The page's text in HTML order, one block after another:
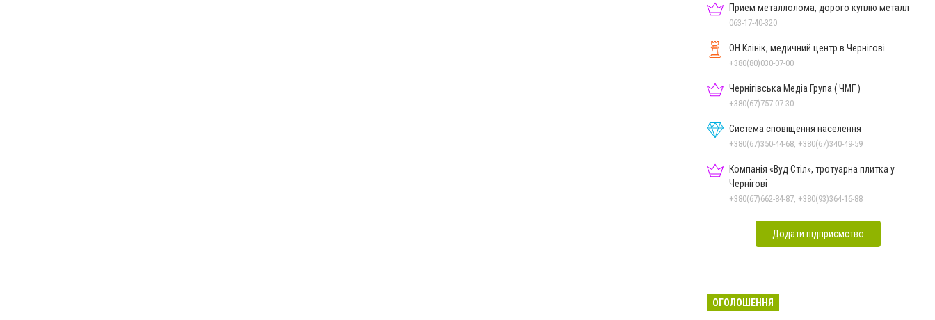
Прием металлолома, дорого куплю металл
063-17-40-320
ОН Клінік, медичний центр в Чернігові
+380(80)030-07-00
Чернігівська Медіа Група ( ЧМГ )
+380(67)757-07-30
Система сповіщення населення
+380(67)350-44-68, +380(67)340-49-59
Компанія «Вуд Стіл», тротуарна плитка у
Чернігові
+380(67)662-84-87, +380(93)364-16-88
Додати підприємство
ОГОЛОШЕННЯ